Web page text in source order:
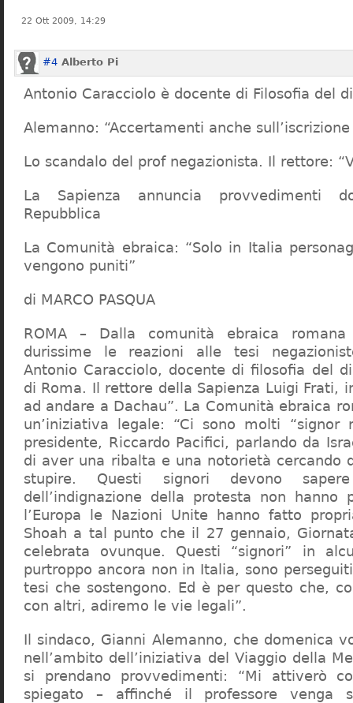
22 Ott 2009, 14:29
#4 Alberto Pi
Antonio Caracciolo è docente di Filosofia del
Alemanno: “Accertamenti anche
Lo scandalo del prof negazionista. Il rettore:
La Sapienza annuncia provvedimenti
Repubblica
La Comunità ebraica: “Solo in Italia
vengono puniti”
di MARCO PASQUA
ROMA – Dalla comunità ebraica
durissime le reazioni alle tesi
Antonio Caracciolo, docente di filosofia del
di Roma. Il rettore della Sapienza Luigi Frati,
ad andare a Dachau”. La Comunità ebraica
un’iniziativa legale: “Ci sono molti “signor
presidente, Riccardo Pacifici, parlando da
di aver una ribalta e una notorietà cercando
stupire. Questi signori devono
dell’indignazione della protesta non hanno
l’Europa le Nazioni Unite hanno fatto
Shoah a tal punto che il 27 gennaio,
celebrata ovunque. Questi “signori” in
purtroppo ancora non in Italia, sono
tesi che sostengono. Ed è per questo che,
con altri, adiremo le vie legali”.
Il sindaco, Gianni Alemanno, che domenica
nell’ambito dell’iniziativa del Viaggio della
si prendano provvedimenti: “Mi attiverò
spiegato – affinché il professore venga